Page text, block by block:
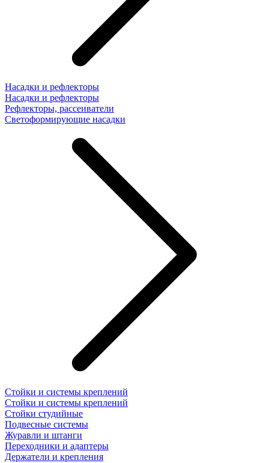
Насадки и рефлекторы
Насадки и рефлекторы
Рефлекторы, рассеиватели
Светоформирующие насадки
Стойки и системы креплений
Стойки и системы креплений
Стойки студийные
Подвесные системы
Журавли и штанги
Переходники и адаптеры
Держатели и крепления